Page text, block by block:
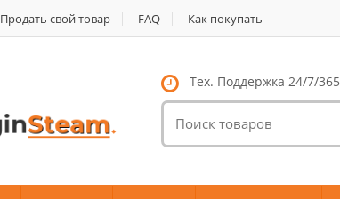
Продать свой товар FAQ Как покупать
Тех. Поддержка 24/7/365
Поиск
товаров: